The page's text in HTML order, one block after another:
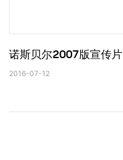
诺斯贝尔2007版宣传片
2016-07-12